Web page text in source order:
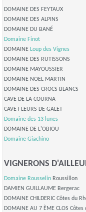
DOMAINE DES FEYTAUX
DOMAINE DES ALPINS
DOMAINE DU BANÉ
Domaine Finot
DOMAINE Loup des Vignes
DOMAINE DES RUTISSONS
DOMAINE MAYOUSSIER
DOMAINE NOEL MARTIN
DOMAINE DES CROCS BLANCS
CAVE DE LA COURNA
CAVE FLEURS DE GALET
Domaine des 13 lunes
DOMAINE DE L'OBIOU
Domaine Giachino
VIGNERONS
Domaine Rousselin Roussillon
DAMIEN GUILLAUME Bergerac
DOMAINE CHILDERIC Côtes du
DOMAINE AU 7 ÈME CLOS Côtes